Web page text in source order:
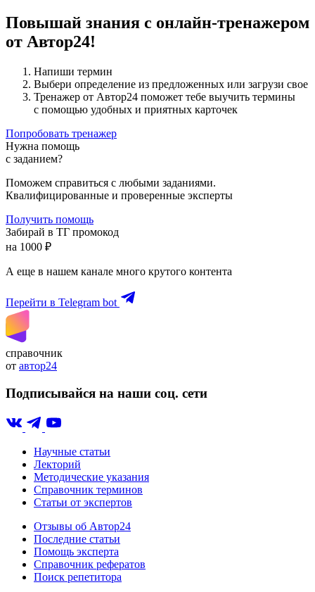
Повышай знания с онлайн-тренажером
от Автор24!
Напиши термин
Выбери определение из предложенных или загрузи свое
Тренажер от Автор24 поможет тебе выучить термины
с помощью удобных и приятных карточек
Попробовать тренажер
Нужна помощь
с заданием?
Поможем справиться с любыми заданиями.
Квалифицированные и проверенные эксперты
Получить помощь
Забирай в ТГ промокод
на 1000 ₽
А еще в нашем канале много крутого контента
Перейти в Telegram bot
справочник
от автор24
Подписывайся на наши соц. сети
Научные статьи
Лекторий
Методические указания
Справочник терминов
Статьи от экспертов
Отзывы об Автор24
Последние статьи
Помощь эксперта
Справочник рефератов
Поиск репетитора